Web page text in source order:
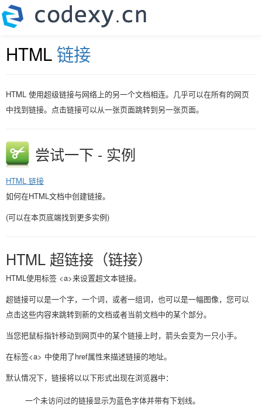
HTML 链接
HTML 使用超级链接与网络上的另一个文档相连。几乎可以在所有的网页
中找到链接。点击链接可以从一张页面跳转到另一张页面。
尝试一下 - 实例
HTML 链接
如何在HTML文档中创建链接。
(可以在本页底端找到更多实例)
HTML 超链接（链接）
HTML使用标签 <a>来设置超文本链接。
超链接可以是一个字，一个词，或者一组词，也可以是一幅图像，您可以
点击这些内容来跳转到新的文档或者当前文档中的某个部分。
当您把鼠标指针移动到网页中的某个链接上时，箭头会变为一只小手。
在标签<a> 中使用了href属性来描述链接的地址。
默认情况下，链接将以以下形式出现在浏览器中：
一个未访问过的链接显示为蓝色字体并带有下划线。